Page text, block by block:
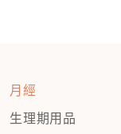
月經
生理期用品